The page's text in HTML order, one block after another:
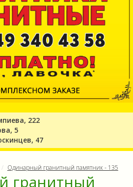
222
5
47
Одинарный гранитный памятник - 135
гранитный